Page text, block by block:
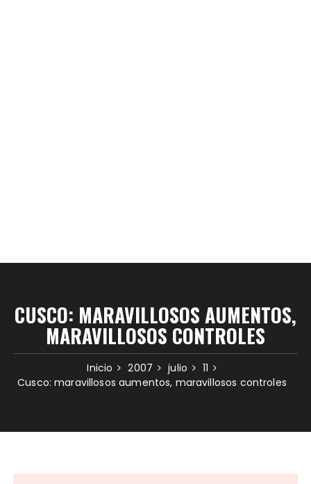
CUSCO: MARAVILLOSOS AUMENTOS,
MARAVILLOSOS CONTROLES
Inicio 2007 julio
11
Cusco: maravillosos aumentos, maravillosos controles